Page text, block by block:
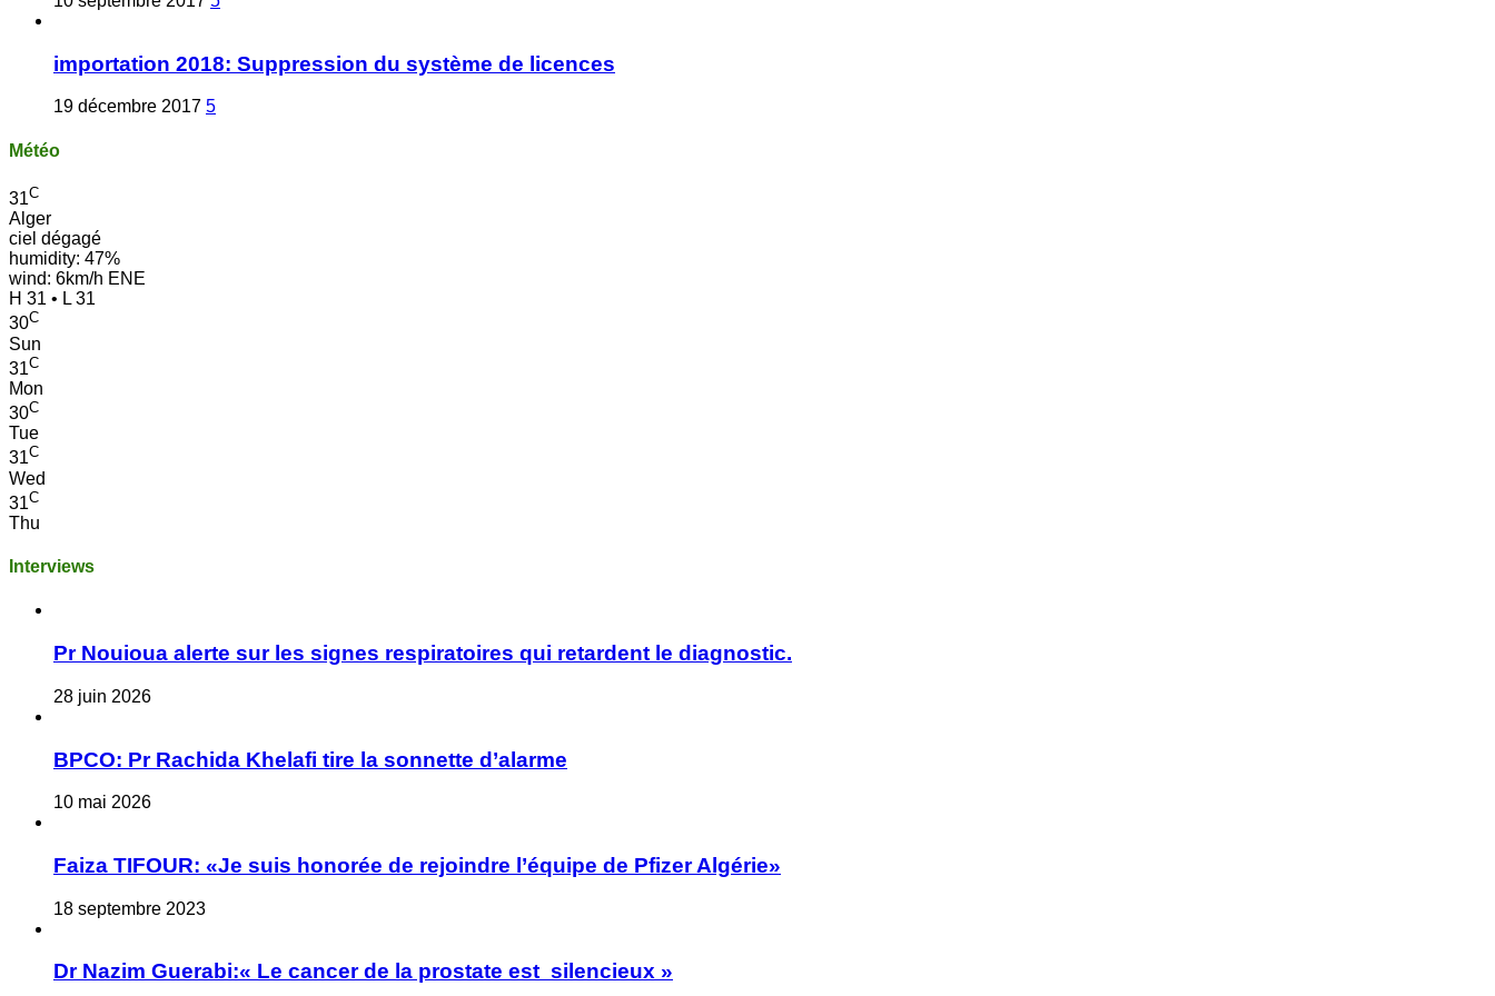
importation 2018: Suppression du système de licences
19 décembre 2017 5
Météo
31C
Alger
ciel dégagé
humidity: 47%
wind: 6km/h ENE
H 31 • L 31
30C
Sun
31C
Mon
30C
Tue
31C
Wed
31C
Thu
Interviews
Pr Nouioua alerte sur les signes respiratoires qui retardent le diagnostic.
28 juin 2026
BPCO: Pr Rachida Khelafi tire la sonnette d’alarme
10 mai 2026
Faiza TIFOUR: «Je suis honorée de rejoindre l’équipe de Pfizer Algérie»
18 septembre 2023
Dr Nazim Guerabi:« Le cancer de la prostate est silencieux »